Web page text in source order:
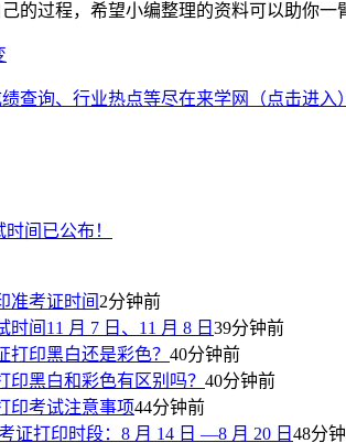
的过程，希望小编整理的资料可以助你一
查询、行业热点等尽在来学网（点击进入）
间已公布！
准考证时间 2分钟前
间11 月 7 日、11 月 8 日 39分钟前
打印黑白还是彩色？ 40分钟前
印黑白和彩色有区别吗？ 40分钟前
印考试注意事项44分钟前
证打印时段：8 月 14 日 —8 月 20 日 48分